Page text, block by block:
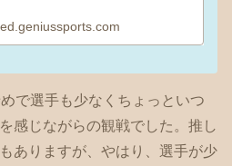
で選手も少なくちょっといつ
感じながらの観戦でした。推し
ありますが、やはり、選手が少